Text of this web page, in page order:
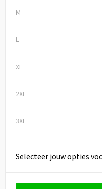
M
L
XL
2XL
3XL
Selecteer jouw opties